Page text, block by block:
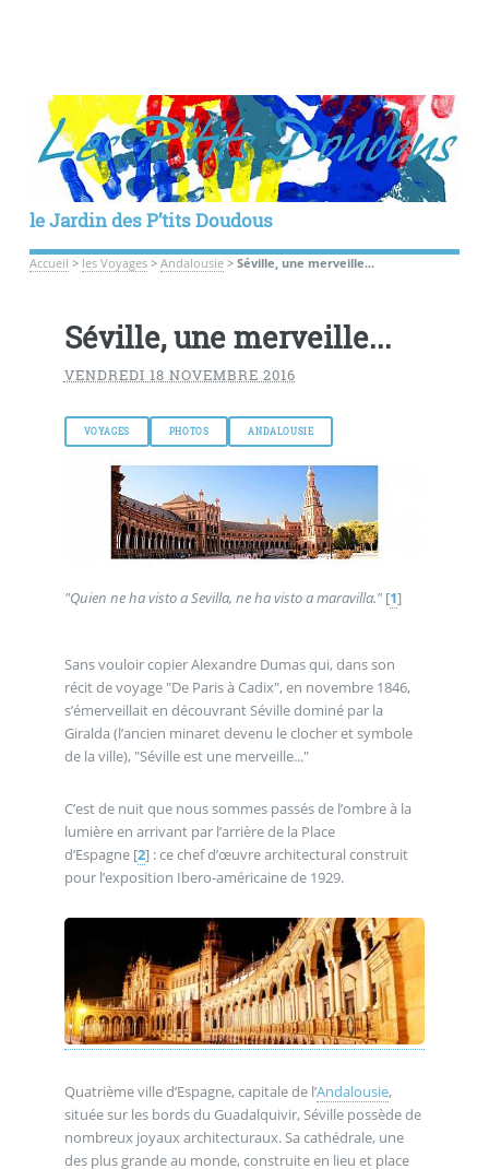
le Jardin des P’tits Doudous
Accueil > les Voyages> Andalousie> Séville, une merveille...
Séville, une merveille...
VENDREDI 18 NOVEMBRE 2016
VOYAGES PHOTOS ANDALOUSIE
"Quien ne ha visto a Sevilla, ne ha visto a maravilla."[1]
Sans vouloir copier Alexandre Dumas qui, dans son
récit de voyage "De Paris à Cadix", en novembre 1846,
s’émerveillait en découvrant Séville dominé par la
Giralda (l’ancien minaret devenu le clocher et symbole
de la ville), "Séville est une merveille..."
C’est de nuit que nous sommes passés de l’ombre à la
lumière en arrivant par l’arrière de la Place
d’Espagne[2]: ce chef d’œuvre architectural construit
pour l’exposition Ibero-américaine de 1929.
Quatrième ville d’Espagne, capitale de l’Andalousie,
située sur les bords du Guadalquivir, Séville possède de
nombreux joyaux architecturaux. Sa cathédrale, une
des plus grande au monde, construite en lieu et place